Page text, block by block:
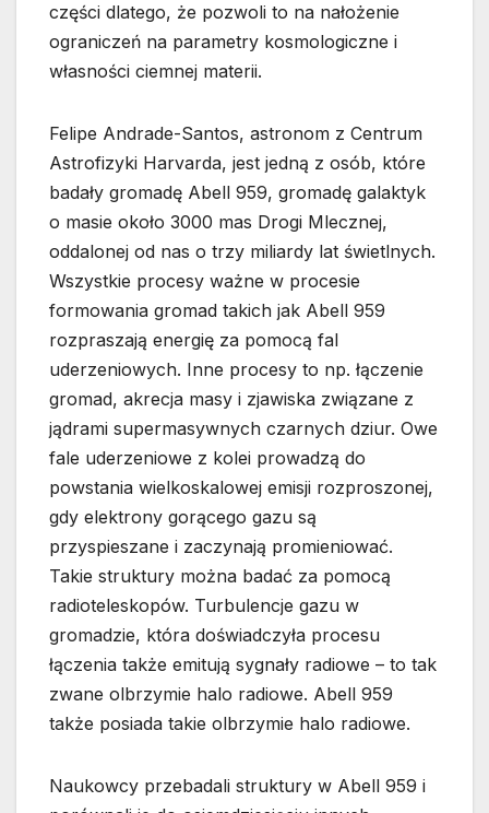
części dlatego, że pozwoli to na nałożenie
ograniczeń na parametry kosmologiczne i
własności ciemnej materii.
Felipe Andrade-Santos, astronom z Centrum
Astrofizyki Harvarda, jest jedną z osób, które
badały gromadę Abell 959, gromadę galaktyk
o masie około 3000 mas Drogi Mlecznej,
oddalonej od nas o trzy miliardy lat świetlnych.
Wszystkie procesy ważne w procesie
formowania gromad takich jak Abell 959
rozpraszają energię za pomocą fal
uderzeniowych. Inne procesy to np. łączenie
gromad, akrecja masy i zjawiska związane z
jądrami supermasywnych czarnych dziur. Owe
fale uderzeniowe z kolei prowadzą do
powstania wielkoskalowej emisji rozproszonej,
gdy elektrony gorącego gazu są
przyspieszane i zaczynają promieniować.
Takie struktury można badać za pomocą
radioteleskopów. Turbulencje gazu w
gromadzie, która doświadczyła procesu
łączenia także emitują sygnały radiowe – to tak
zwane olbrzymie halo radiowe. Abell 959
także posiada takie olbrzymie halo radiowe.
Naukowcy przebadali struktury w Abell 959 i